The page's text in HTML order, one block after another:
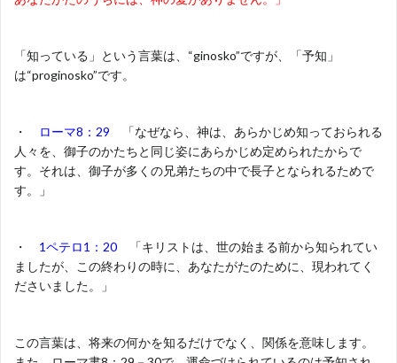
「知っている」という言葉は、“ginosko”ですが、「予知」
は“proginosko”です。
・ ローマ8：29 「なぜなら、神は、あらかじめ知っておられる
人々を、御子のかたちと同じ姿にあらかじめ定められたからで
す。それは、御子が多くの兄弟たちの中で長子となられるためで
す。」
・ 1ペテロ1：20 「キリストは、世の始まる前から知られてい
ましたが、この終わりの時に、あなたがたのために、現われてく
ださいました。」
この言葉は、将来の何かを知るだけでなく、関係を意味します。